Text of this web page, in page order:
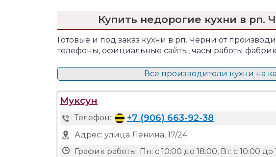
Купить недорогие кухни в рп.
Готовые и под заказ кухни в рп. Черни от
телефоны, официальные сайты, часы работы
Все производители кухни на
Муксун
Телефон: +7 (906) 663-92-38
Адрес: улица Ленина, 17/24
График работы: Пн: с 10:00 до 18:00, Вт: с 10:00